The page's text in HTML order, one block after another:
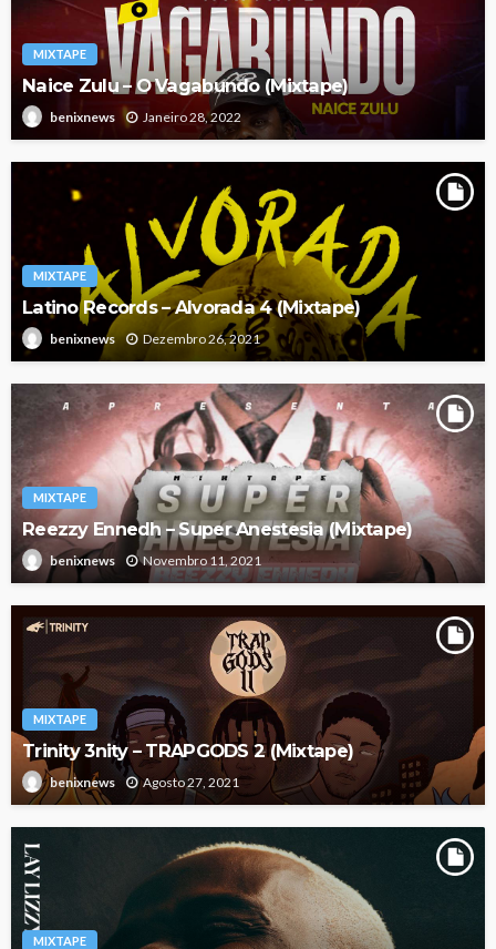
MIXTAPE
Naice Zulu – O Vagabundo (Mixtape)
benixnews Janeiro 28, 2022
MIXTAPE
Latino Records – Alvorada 4 (Mixtape)
benixnews Dezembro 26, 2021
MIXTAPE
Reezzy Ennedh – Super Anestesia (Mixtape)
benixnews Novembro 11, 2021
MIXTAPE
Trinity 3nity – TRAPGODS 2 (Mixtape)
benixnews Agosto 27, 2021
MIXTAPE